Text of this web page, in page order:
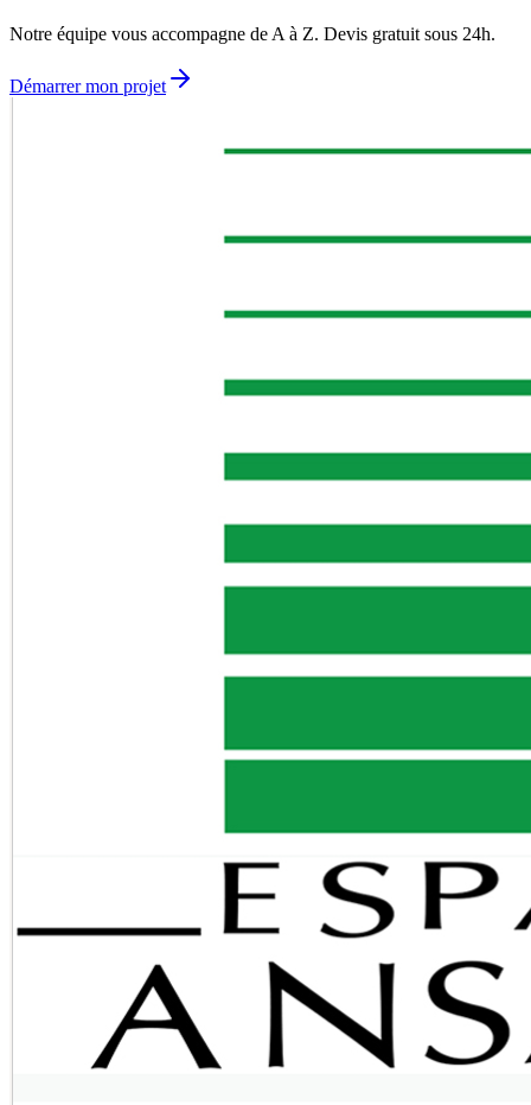
Notre équipe vous accompagne de A à Z. Devis gratuit sous 24h.
Démarrer mon projet